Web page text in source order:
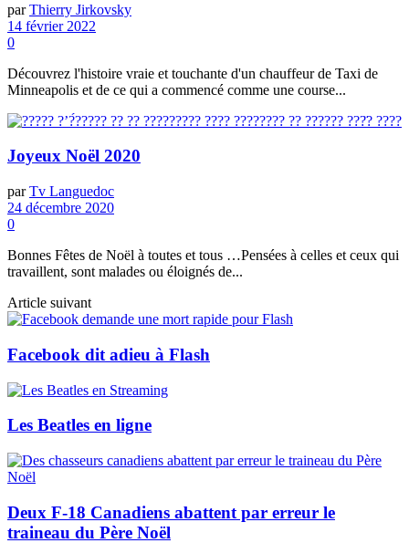
par Thierry Jirkovsky
14 février 2022
0
Découvrez l'histoire vraie et touchante d'un chauffeur de Taxi de
Minneapolis et de ce qui a commencé comme une course...
Joyeux Noël 2020
par Tv Languedoc
24 décembre 2020
0
Bonnes Fêtes de Noël à toutes et tous …Pensées à celles et ceux qui
travaillent, sont malades ou éloignés de...
Article suivant
Facebook dit adieu à Flash
Les Beatles en ligne
Deux F-18 Canadiens abattent par erreur le
traineau du Père Noël